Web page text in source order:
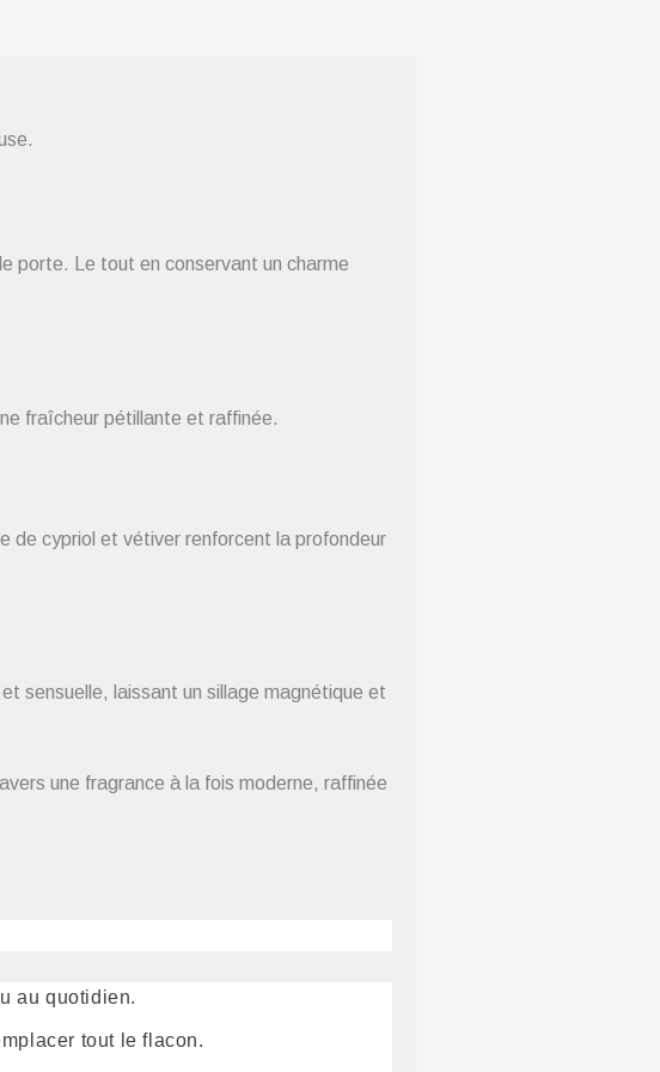
porte. Le tout en conservant un charme
fraîcheur pétillante et raffinée.
de cypriol et vétiver renforcent la profondeur
sensuelle, laissant un sillage magnétique et
une fragrance à la fois moderne, raffinée
au quotidien.
tout le flacon.